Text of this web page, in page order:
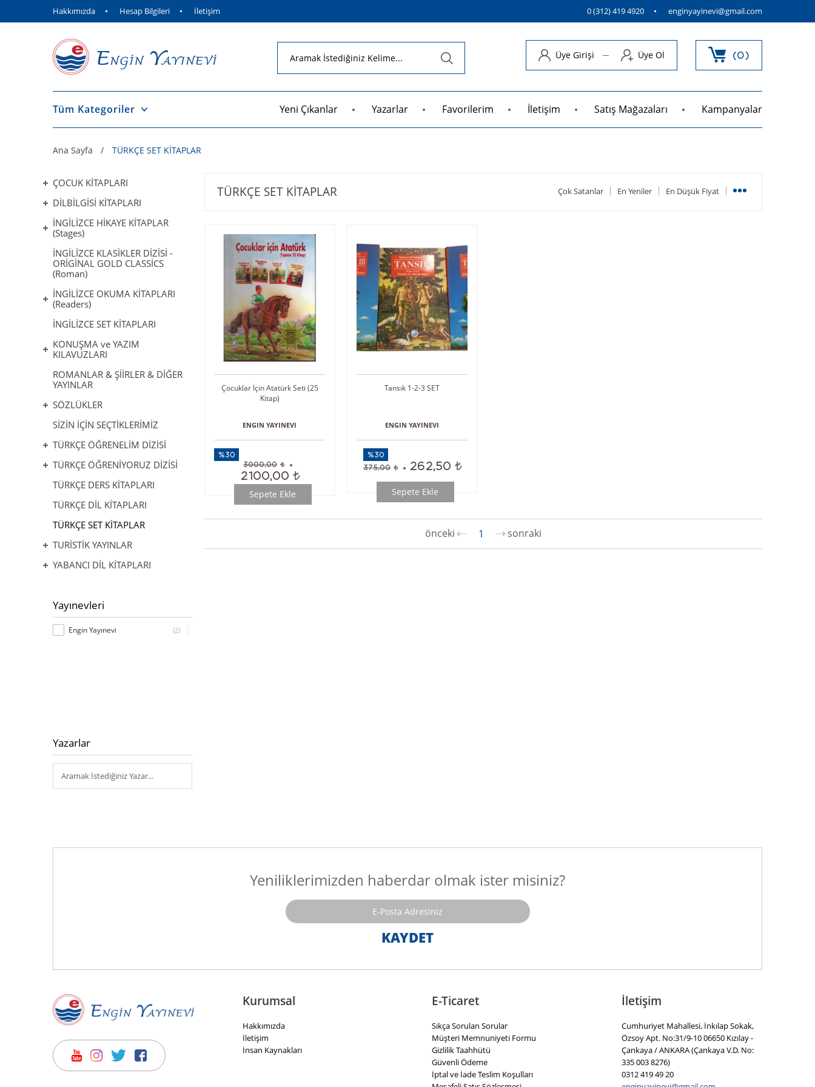
Hakkımızda Hesap Bilgileri İletişim 0 (312) 419 4920 enginyayinevi@gmail.com
Üye Girişi Üye Ol 0
Tüm Kategoriler Yeni Çıkanlar Yazarlar Favorilerim İletişim Satış Mağazaları Kampanyalar
Ana Sayfa TÜRKÇE SET KİTAPLAR
ÇOCUK KİTAPLARI
DİLBİLGİSİ KİTAPLARI
İNGİLİZCE HİKAYE KİTAPLAR
(Stages)
İNGİLİZCE KLASİKLER DİZİSİ -
ORİGİNAL GOLD CLASSİCS
(Roman)
İNGİLİZCE OKUMA KİTAPLARI
(Readers)
İNGİLİZCE SET KİTAPLARI
KONUŞMA ve YAZIM
KILAVUZLARI
ROMANLAR & ŞİİRLER & DİĞER
YAYINLAR
SÖZLÜKLER
SİZİN İÇİN SEÇTİKLERİMİZ
TÜRKÇE ÖĞRENELİM DİZİSİ
TÜRKÇE ÖĞRENİYORUZ DİZİSİ
TÜRKÇE DERS KİTAPLARI
TÜRKÇE DİL KİTAPLARI
TÜRKÇE SET KİTAPLAR
TURİSTİK YAYINLAR
YABANCI DİL KİTAPLARI
Yayınevleri
Engin Yayınevi (2)
Yazarlar
TÜRKÇE SET KİTAPLAR Çok Satanlar En Yeniler En Düşük Fiyat
Sepete Ekle
Çocuklar İçin Atatürk Seti (25
Kitap)
ENGIN YAYINEVI
%30
3000,00
2100,00
Sepete Ekle
Tansık 1-2-3 SET
ENGIN YAYINEVI
%30
375,00
262,50
1
Yeniliklerimizden haberdar olmak ister misiniz?
Kurumsal
Hakkımızda
İletişim
İnsan Kaynakları
E-Ticaret
Sıkça Sorulan Sorular
Müşteri Memnuniyeti Formu
Gizlilik Taahhütü
Güvenli Ödeme
İptal ve İade Teslim Koşulları
İletişim
Cumhuriyet Mahallesi, İnkılap Sokak,
Özsoy Apt. No:31/9-10 06650 Kızılay -
Çankaya / ANKARA (Çankaya V.D. No:
335 003 8276)
0312 419 49 20